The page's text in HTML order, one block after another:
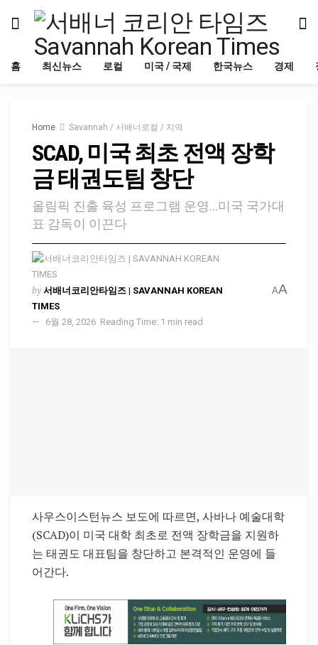
홈 최신뉴스 로컬 미국 / 국제 한국뉴스 경제
Home Savannah / 서배너로컬 / 지역
SCAD, 미국 최초 전액 장학
금 태권도팀 창단
올림픽 진출 육성 프로그램 운영…미국 국가대
표 감독이 이끈다
by 서배너코리안타임즈 | SAVANNAH KOREAN
TIMES
6월 28, 2026 Reading Time: 1 min read
AA
사우스이스턴뉴스 보도에 따르면, 사바나 예술대학
(SCAD)이 미국 대학 최초로 전액 장학금을 지원하
는 태권도 대표팀을 창단하고 본격적인 운영에 들
어간다.